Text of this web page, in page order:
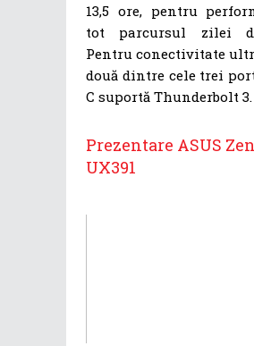
13,5 ore, pentru
tot parcursul zilei
Pentru conectivitate
două dintre cele trei
C suportă Thunderbolt 3.
Prezentare ASUS
UX391